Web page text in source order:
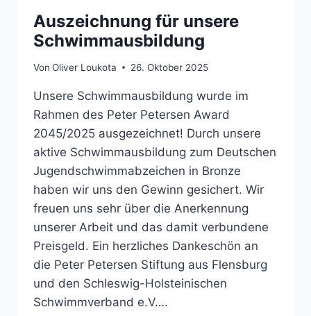
Auszeichnung für unsere
Schwimmausbildung
Von Oliver Loukota 26. Oktober 2025
Unsere Schwimmausbildung wurde im
Rahmen des Peter Petersen Award
2045/2025 ausgezeichnet! Durch unsere
aktive Schwimmausbildung zum Deutschen
Jugendschwimmabzeichen in Bronze
haben wir uns den Gewinn gesichert. Wir
freuen uns sehr über die Anerkennung
unserer Arbeit und das damit verbundene
Preisgeld. Ein herzliches Dankeschön an
die Peter Petersen Stiftung aus Flensburg
und den Schleswig-Holsteinischen
Schwimmverband e.V….